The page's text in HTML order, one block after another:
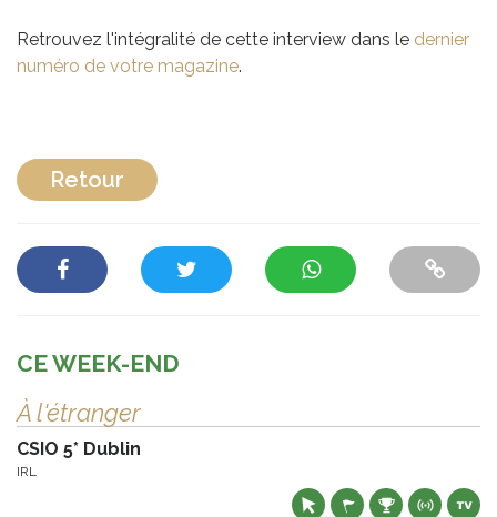
Retrouvez l'intégralité de cette interview dans le dernier
numéro de votre magazine.
Retour
CE WEEK-END
À l'étranger
CSIO 5* Dublin
IRL